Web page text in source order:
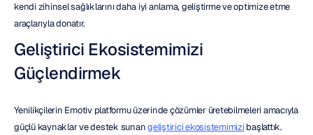
kendi zihinsel sağlıklarını daha iyi anlama, geliştirme ve optimize etme
araçlarıyla donatır.
Geliştirici Ekosistemimizi
Güçlendirmek
Yenilikçilerin Emotiv platformu üzerinde çözümler üretebilmeleri amacıyla
güçlü kaynaklar ve destek sunan geliştirici ekosistemimizi başlattık.